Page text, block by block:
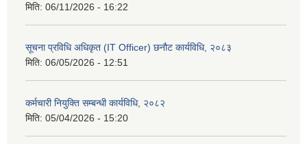
मिति: 06/11/2026 - 16:22
सूचना प्रविधि अधिकृत (IT Officer) छनौट कार्यविधि, २०८३
मिति: 06/05/2026 - 12:51
कर्मचारी नियुक्ति सम्बन्धी कार्यविधि, २०८२
मिति: 05/04/2026 - 15:20